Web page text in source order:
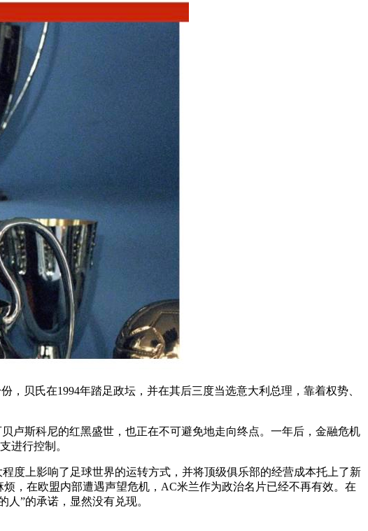
贝氏在1994年踏足政坛，并在其后三度当选意大利总理，靠着权势、
卢斯科尼的红黑盛世，也正在不可避免地走向终点。一年后，金融危机
进行控制。
度上影响了足球世界的运转方式，并将顶级俱乐部的经营成本托上了新
，在欧盟内部遭遇声望危机，AC米兰作为政治名片已经不再有效。在
”的承诺，显然没有兑现。